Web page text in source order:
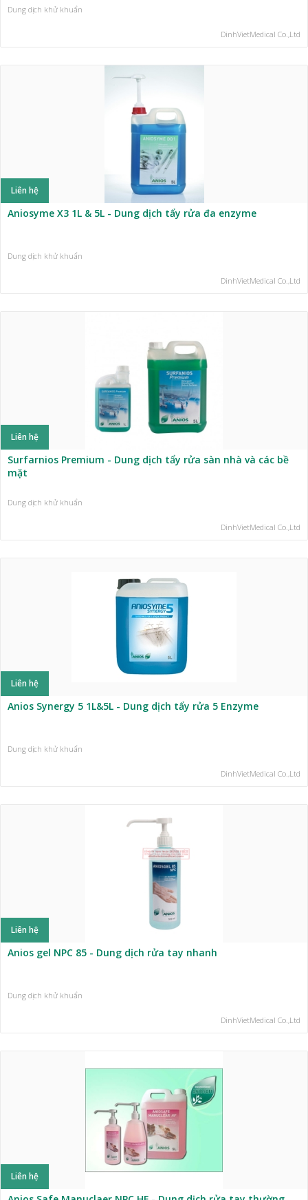
Dung dịch khử khuẩn
DinhVietMedical Co.,Ltd
Liên hệ
Aniosyme X3 1L & 5L - Dung dịch tẩy rửa đa enzyme
Dung dịch khử khuẩn
DinhVietMedical Co.,Ltd
Liên hệ
Surfarnios Premium - Dung dịch tẩy rửa sàn nhà và các bề
mặt
Dung dịch khử khuẩn
DinhVietMedical Co.,Ltd
Liên hệ
Anios Synergy 5 1L&5L - Dung dịch tẩy rửa 5 Enzyme
Dung dịch khử khuẩn
DinhVietMedical Co.,Ltd
Liên hệ
Anios gel NPC 85 - Dung dịch rửa tay nhanh
Dung dịch khử khuẩn
DinhVietMedical Co.,Ltd
Liên hệ